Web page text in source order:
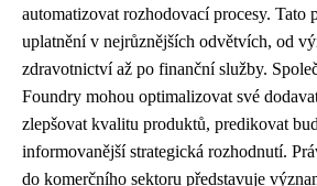
automatizovat rozhodovací procesy. Tato
uplatnění v nejrůznějších odvětvích, od
zdravotnictví až po finanční služby.
Foundry mohou optimalizovat své
zlepšovat kvalitu produktů, predikovat
informovanější strategická rozhodnutí.
do komerčního sektoru představuje